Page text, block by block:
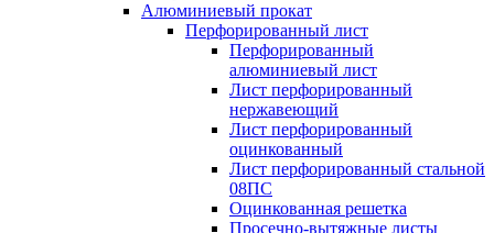
Алюминиевый прокат
Перфорированный лист
Перфорированный
алюминиевый лист
Лист перфорированный
нержавеющий
Лист перфорированный
оцинкованный
Лист перфорированный стальной
08ПС
Оцинкованная решетка
Просечно-вытяжные листы